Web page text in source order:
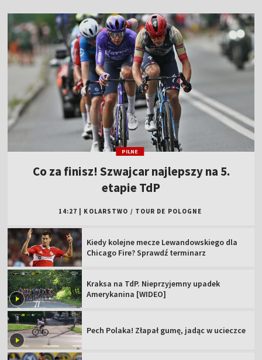
PILNE
Co za finisz! Szwajcar najlepszy na 5.
etapie TdP
14:27 KOLARSTWO / TOUR DE POLOGNE
Kiedy kolejne mecze Lewandowskiego dla
Chicago Fire? Sprawdź terminarz
Kraksa na TdP. Nieprzyjemny upadek
Amerykanina [WIDEO]
Pech Polaka! Złapał gumę, jadąc w ucieczce